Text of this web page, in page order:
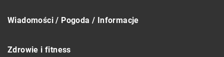
Wiadomości / Pogoda / Informacje
Zdrowie i fitness